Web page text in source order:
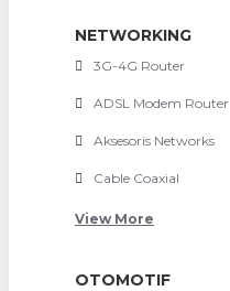
NETWORKING
3G-4G Router
ADSL Modem Router
Aksesoris Networks
Cable Coaxial
View More
OTOMOTIF